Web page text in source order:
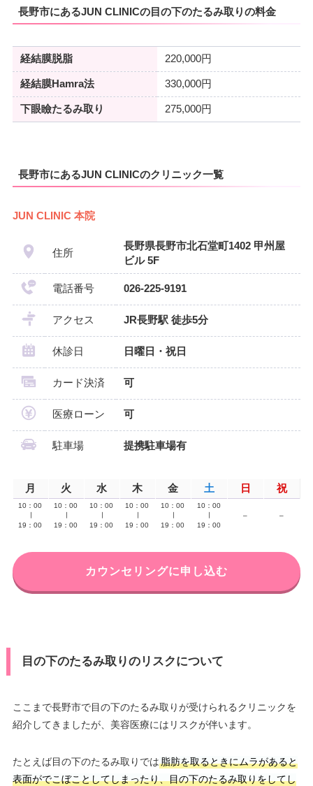
長野市にあるJUN CLINICの目の下のたるみ取りの料金
経結膜脱脂 220,000円
経結膜Hamra法 330,000円
下眼瞼たるみ取り 275,000円
長野市にあるJUN CLINICのクリニック一覧
JUN CLINIC 本院
住所
長野県長野市北石堂町1402 甲州屋
ビル 5F
電話番号 026-225-9191
アクセス JR長野駅 徒歩5分
休診日 日曜日・祝日
カード決済 可
医療ローン 可
駐車場 提携駐車場有
月 火 水 木 金 土 日 祝
10：00
19：00
10：00
19：00
10：00
19：00
10：00
19：00
10：00
19：00
10：00
19：00
– –
カウンセリングに申し込む
目の下のたるみ取りのリスクについて
ここまで長野市で目の下のたるみ取りが受けられるクリニックを
紹介してきましたが、美容医療にはリスクが伴います。
たとえば目の下のたるみ取りでは脂肪を取るときにムラがあると
表面がでこぼことしてしまったり、目の下のたるみ取りをしてし